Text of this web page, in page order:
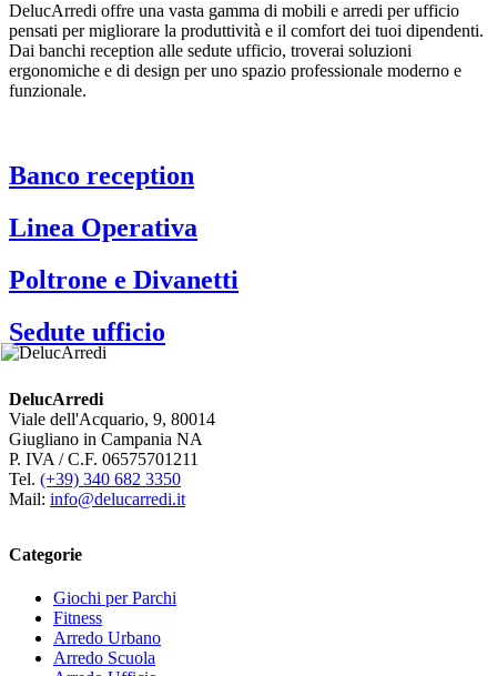
DelucArredi offre una vasta gamma di mobili e arredi per ufficio
pensati per migliorare la produttività e il comfort dei tuoi dipendenti.
Dai banchi reception alle sedute ufficio, troverai soluzioni
ergonomiche e di design per uno spazio professionale moderno e
funzionale.
Banco reception
Linea Operativa
Poltrone e Divanetti
Sedute ufficio
DelucArredi
Viale dell'Acquario, 9, 80014
Giugliano in Campania NA
P. IVA / C.F. 06575701211
Tel. (+39) 340 682 3350
Mail: info@delucarredi.it
Categorie
Giochi per Parchi
Fitness
Arredo Urbano
Arredo Scuola